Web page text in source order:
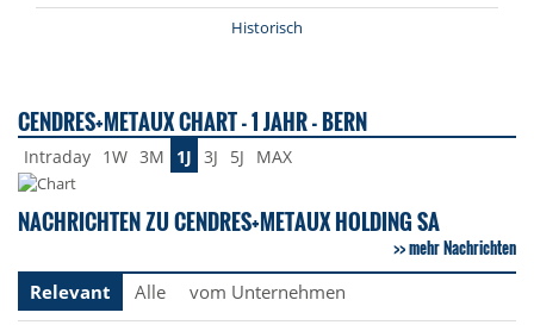
Historisch
CENDRES+METAUX CHART - 1 JAHR - BERN
Intraday 1W 3M 1J 3J 5J MAX
NACHRICHTEN ZU CENDRES+METAUX HOLDING SA
mehr Nachrichten
Relevant
Alle vom Unternehmen